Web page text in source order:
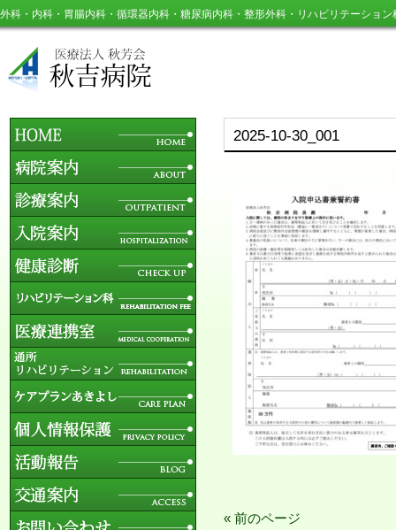
外科・内科・胃腸内科・循環器内科・糖尿病内科・整形外科・リハビリテーション
2025-10-30_001
« 前のページ